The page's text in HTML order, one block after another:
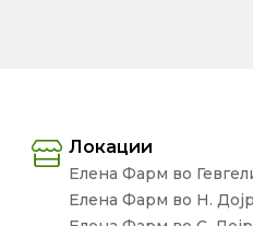
Локации
Елена Фарм во
Елена Фарм во Н.